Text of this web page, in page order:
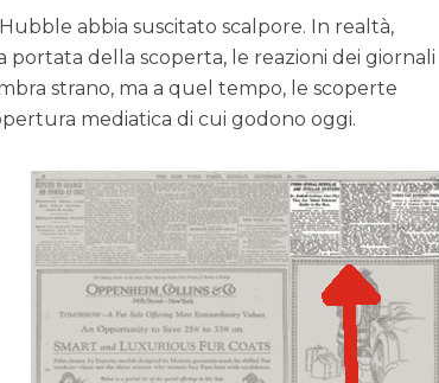
abbia suscitato scalpore. In realtà,
della scoperta, le reazioni dei giornali
strano, ma a quel tempo, le scoperte
mediatica di cui godono oggi.